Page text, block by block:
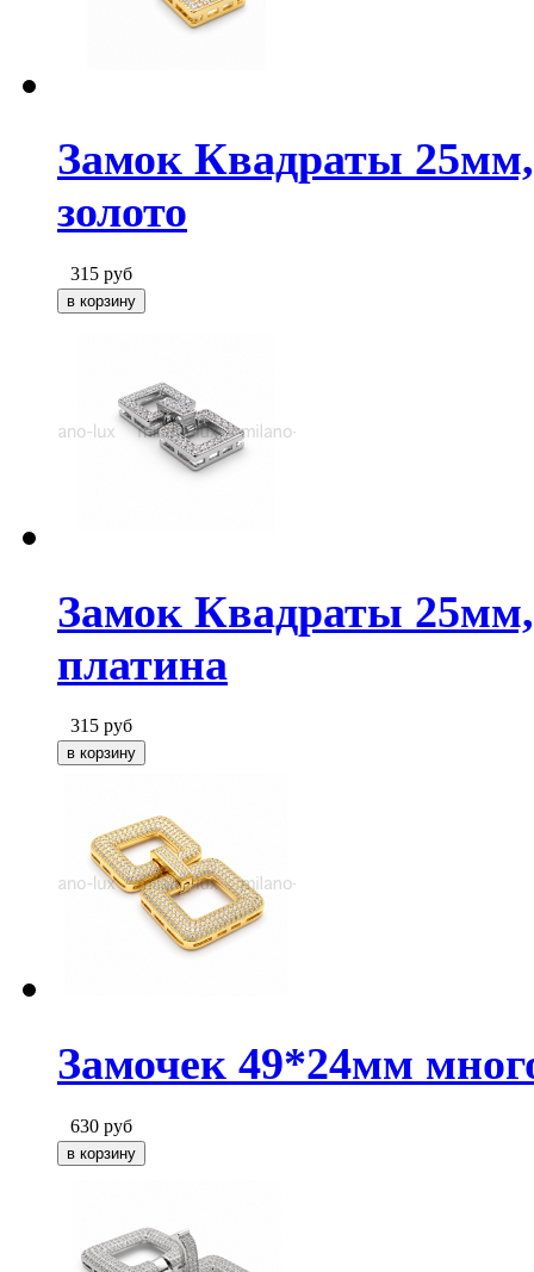
Замок Квадраты
золото
315 руб
Замок Квадраты
платина
315 руб
Замочек 49*24мм
630 руб